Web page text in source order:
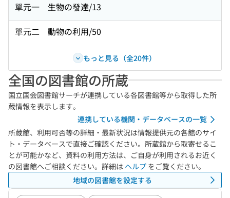
單元一 生物の發達/13
單元二 動物の利用/50
もっと見る（全20件）
全国の図書館の所蔵
国立国会図書館サーチが連携している各図書館等から取得した所
蔵情報を表示します。
連携している機関・データベースの一覧
所蔵館、利用可否等の詳細・最新状況は情報提供元の各館のサイ
ト・データベースで直接ご確認ください。所蔵館から取寄せるこ
とが可能かなど、資料の利用方法は、ご自身が利用されるお近く
の図書館へご相談ください。詳細は ヘルプ をご覧ください。
地域の図書館を設定する